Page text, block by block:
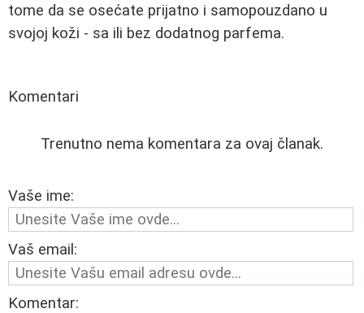
tome da se osećate prijatno i samopouzdano u
svojoj koži - sa ili bez dodatnog parfema.
Komentari
Trenutno nema komentara za ovaj članak.
Vaše ime:
Vaš email:
Komentar: